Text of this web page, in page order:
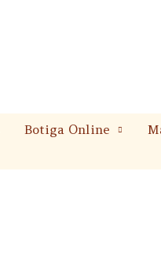
Botiga Online